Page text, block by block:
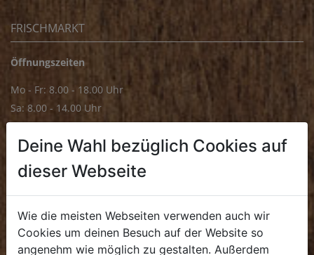
FRISCHMARKT
Öffnungszeiten
Mo - Fr: 8.00 - 18.00 Uhr
Sa: 8.00 - 14.00 Uhr
Mo - Fr: 8.00 - 16.00 Uhr
. +43 7272 4859 70
Deine Wahl bezüglich Cookies auf
dieser Webseite
Wie die meisten Webseiten verwenden auch wir
Cookies um deinen Besuch auf der Website so
angenehm wie möglich zu gestalten. Außerdem